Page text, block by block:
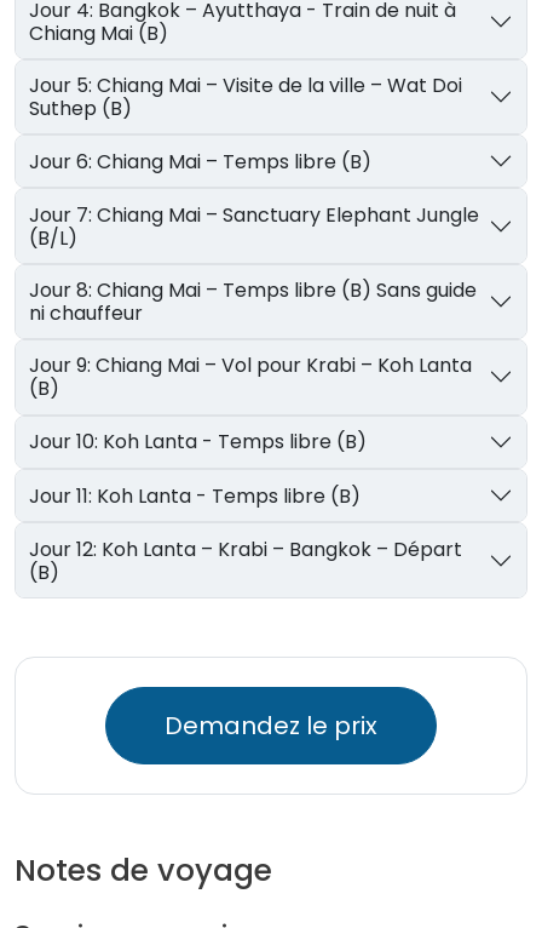
Jour 4: Bangkok – Ayutthaya - Train de nuit à
Chiang Mai (B)
Jour 5: Chiang Mai – Visite de la ville – Wat Doi
Suthep (B)
Jour 6: Chiang Mai – Temps libre (B)
Jour 7: Chiang Mai – Sanctuary Elephant Jungle
(B/L)
Jour 8: Chiang Mai – Temps libre (B) Sans guide
ni chauffeur
Jour 9: Chiang Mai – Vol pour Krabi – Koh Lanta
(B)
Jour 10: Koh Lanta - Temps libre (B)
Jour 11: Koh Lanta - Temps libre (B)
Jour 12: Koh Lanta – Krabi – Bangkok – Départ
(B)
Demandez le prix
Notes de voyage